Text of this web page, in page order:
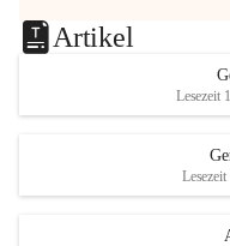
Artikel
Lesezeit